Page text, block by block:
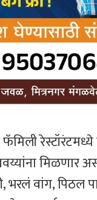
मिळणार
भरलं वांग, पिठल